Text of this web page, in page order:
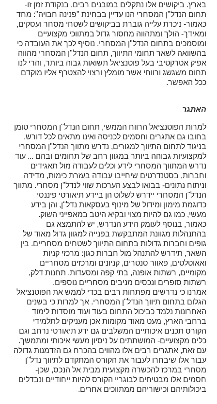
בארץ. ביקושים אלו נתקלים במובנים רבים, בנקודת זמן זו-
תחום הנדל"ן המסחרי הנו עדיין בבחינת "פנינה חבויה": מחד
כאמור- ניכרת עלייה גוברת בביקושים לשטחי מסחר ועסקים,
ומאידך- הולך ומתהווה מחסור גדול במתווכי מקצועיים
ומוסמכים בתחום הנדל"ן המסחרי. נוסיף לכך את העובדה כי
בהשוואה לשאר תחומי התיווך, תחום הנדל"ן המסחרי מהווה
אפיק אטרקטיבי בעל פוטנציאל תשואות גבוה ביותר, והרי לנו
תחום משגשג ורווחי אשר מומלץ ורצוי להצטרף אליו מוקדם
ככל האפשר.
האתגר
למרות הפוטנציאל הרווח הממשי, תחום הנדל"ן המסחרי טומן
בחובו גם אתגרים וחסמים לכניסה ואינו מתאים לכל דורש.
בניגוד לתחום התיווך למגורים, נדרש מתווך הנדל"ן המסחרי
למקצועיות גבוהה ביותר במגוון רחב של תחומים ובהם ... עוד
נדרש המתווך המסחרי לידע וכלים לעבודה מול תאגידים
וחברות, בסטנדרטים שיחייבו עבודה בעזרת כימות, מדידה
וניתוח נתונים- בבואו לבצע הערכות שווי לנדל"ן מסחרי. מתווך
הנדל"ן המסחרי יידרש לשלוט הן ביידע תיאורטי פיננסי
כדוגמת מימון ומידול של מינוף בעסקאות נדל"ן, והן בידע
מעשי, כמו גם להיות מצוי ובקיא היטב במאפייני השוק.
כאמור, בנוסף לעומק הידע הנדרש, יש להתמצא גם
בהתנהלות מגוונת המתבקשת בפנייה למגוון גדול מאוד של
גופים וחברות גדולות בתחום התיווך לשטחים מסחריים. בין
השאר, תידרש להתנהל מול חברות כגון: מרכזי קניות
ואאוטלטים, פאוור סנטרים, קניונים ומרכזים מסחריים
מקומיים, רשתות אופנה, בתי קפה ומסעדות, תחנות דלק,
רשתות סופרים ונכסים מניבים מסחריים נוספים.
אמרנו כי נדרשים מפתחות רבים בכדי לממש את הפוטנציאל
הגלום בתחום תיווך הנדל"ן המסחרי. אך למרות כי בשנים
האחרונות נלמד כביכול התחום בעוד ועוד מוסדות לימוד
ברחבי הארץ, מעט מאוד מקומות אכן מעניקים לתלמידי
הקורס תכנים איכותיים המשלבים גם ידע תיאורטי נרחב וגם
כלים מקצועיים- המושתתים על ניסיון מעשי איכותי ומתמשך.
עם זאת, אתגרים רבים אלו מהווים בהכרח גם הזדמנות גדולה
עבור אלו שיבחרו לעבור את הקורס המתקדם לתיווך נדל"ן
מסחרי במרכז להכשרה מקצועית מבית אל הנכס, שכן-
חסמים אלו מבטיחים לבוגריי הקורס להיות ייחודיים ונבדלים
ביכולותיהם וכישוריהם ממתווכים אחרים.